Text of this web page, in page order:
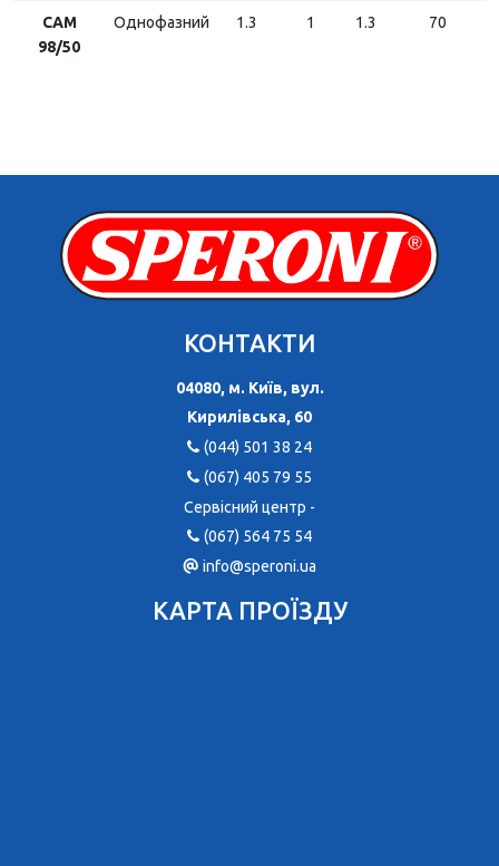
CAM
98/50
Однофазний 1.3 1 1.3 70
КОНТАКТИ
04080, м. Київ, вул.
Кирилівська, 60
(044) 501 38 24
(067) 405 79 55
Сервісний центр -
(067) 564 75 54
info@speroni.ua
КАРТА ПРОЇЗДУ